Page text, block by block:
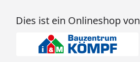
Dies ist ein Onlineshop von